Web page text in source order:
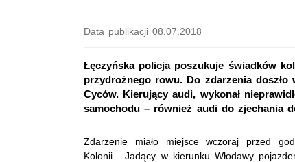
Data publikacji 08.07.2018
Łęczyńska policja poszukuje świadków
przydrożnego rowu. Do zdarzenia
Cyców. Kierujący audi, wykonał
samochodu – również audi do zjechania
Zdarzenie miało miejsce wczoraj przed
Kolonii. Jadący w kierunku Włodawy